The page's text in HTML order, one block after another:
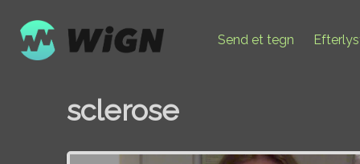
Send et tegn
sclerose